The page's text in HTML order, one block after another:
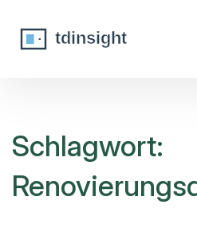
Schlagwort: